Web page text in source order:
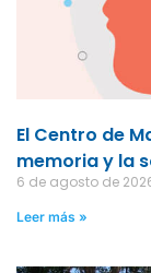
El Centro de
memoria y la
6 de agosto de
Leer más »